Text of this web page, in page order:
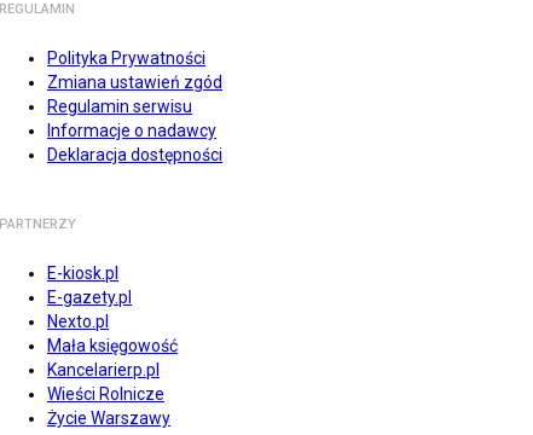
REGULAMIN
Polityka Prywatności
Zmiana ustawień zgód
Regulamin serwisu
Informacje o nadawcy
Deklaracja dostępności
PARTNERZY
E-kiosk.pl
E-gazety.pl
Nexto.pl
Mała księgowość
Kancelarierp.pl
Wieści Rolnicze
Życie Warszawy